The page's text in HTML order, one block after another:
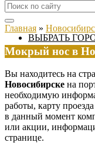
ВЫБРАТЬ
Главная »
Мокрый нос в
Вы находитесь на
Новосибирске на
необходимую
работы, карту
в данный момент
или акции,
странице.